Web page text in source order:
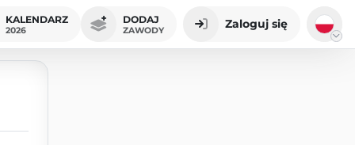
KALENDARZ
2026
DODAJ
ZAWODY Zaloguj się